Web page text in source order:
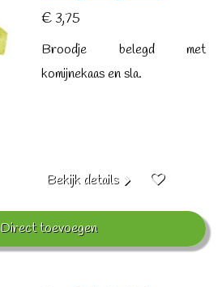
€ 3,75
Broodje belegd met
komijnekaas en sla.
Bekijk details
Direct toevoegen